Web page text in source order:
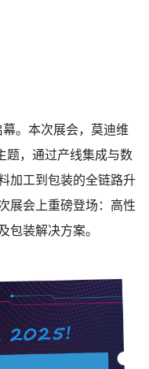
。本次展会，莫迪维
，通过产线集成与数
加工到包装的全链路升
展会上重磅登场：高性
包装解决方案。